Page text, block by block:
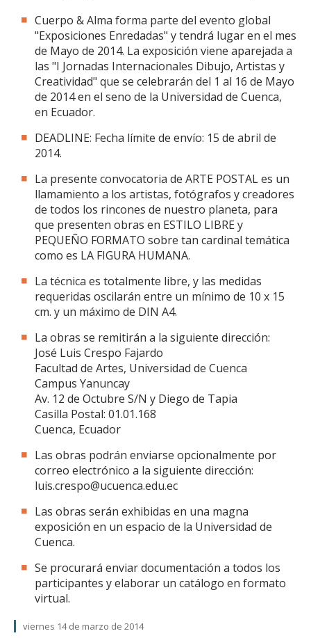
Cuerpo & Alma forma parte del evento global
"Exposiciones Enredadas" y tendrá lugar en el mes
de Mayo de 2014. La exposición viene aparejada a
las "I Jornadas Internacionales Dibujo, Artistas y
Creatividad" que se celebrarán del 1 al 16 de Mayo
de 2014 en el seno de la Universidad de Cuenca,
en Ecuador.
DEADLINE: Fecha límite de envío: 15 de abril de
2014.
La presente convocatoria de ARTE POSTAL es un
llamamiento a los artistas, fotógrafos y creadores
de todos los rincones de nuestro planeta, para
que presenten obras en ESTILO LIBRE y
PEQUEÑO FORMATO sobre tan cardinal temática
como es LA FIGURA HUMANA.
La técnica es totalmente libre, y las medidas
requeridas oscilarán entre un mínimo de 10 x 15
cm. y un máximo de DIN A4.
La obras se remitirán a la siguiente dirección:
José Luis Crespo Fajardo
Facultad de Artes, Universidad de Cuenca
Campus Yanuncay
Av. 12 de Octubre S/N y Diego de Tapia
Casilla Postal: 01.01.168
Cuenca, Ecuador
Las obras podrán enviarse opcionalmente por
correo electrónico a la siguiente dirección:
luis.crespo@ucuenca.edu.ec
Las obras serán exhibidas en una magna
exposición en un espacio de la Universidad de
Cuenca.
Se procurará enviar documentación a todos los
participantes y elaborar un catálogo en formato
virtual.
viernes 14 de marzo de 2014